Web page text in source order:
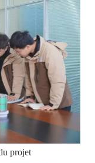
projet